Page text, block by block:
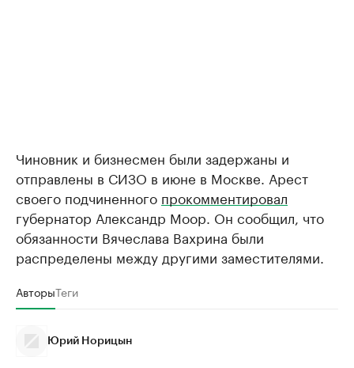
Чиновник и бизнесмен были задержаны и
отправлены в СИЗО в июне в Москве. Арест
своего подчиненного прокомментировал
губернатор Александр Моор. Он сообщил, что
обязанности Вячеслава Вахрина были
распределены между другими заместителями.
АвторыТеги
Юрий Норицын